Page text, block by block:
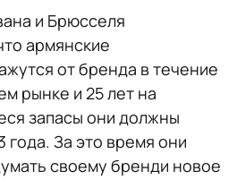
и Брюсселя
армянские
от бренда в течение
рынке и 25 лет на
запасы они должны
года. За это время они
своему бренди новое